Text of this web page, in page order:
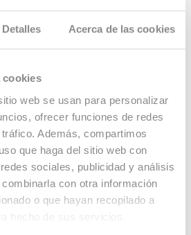
Detalles Acerca de las cookies
cookies
web se usan para personalizar
ofrecer funciones de redes
Además, compartimos
que haga del sitio web con
sociales, publicidad y análisis
con otra información
o que hayan recopilado a
de juliol de 2023
de 9h a 14h. Disponibilitat d'espai
hores lectives / 150 hores treball
i correcció de color digital.